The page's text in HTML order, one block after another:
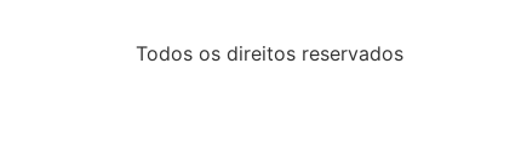
Todos os direitos reservados